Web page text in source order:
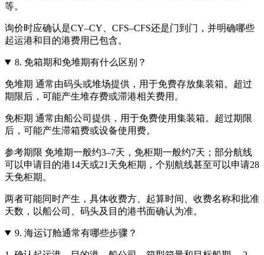
等。
询价时应确认是CY–CY、CFS–CFS还是门到门，并明确哪些
起运港和目的港费用已包含。
8. 免箱期和免堆期有什么区别？
免堆期 通常由码头或堆场提供，用于免费存放集装箱。超过
期限后，可能产生堆存费或滞港相关费用。
免柜期 通常由船公司提供，用于免费使用集装箱。超过期限
后，可能产生滞箱费或设备使用费。
参考期限 免堆期一般约3–7天，免柜期一般约7天；部分航线
可以申请目的港14天或21天免柜期，个别航线甚至可以申请28
天免柜期。
两者可能同时产生，具体收费方、起算时间、收费名称和批准
天数，以船公司、码头及目的港书面确认为准。
9. 海运订舱通常有哪些步骤？